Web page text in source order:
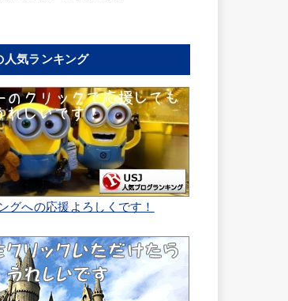
人気ランキング
グへの応援よろしくです！